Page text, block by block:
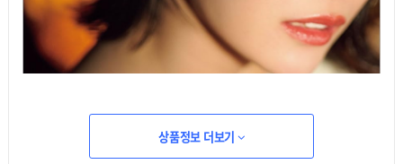
상품정보 더보기